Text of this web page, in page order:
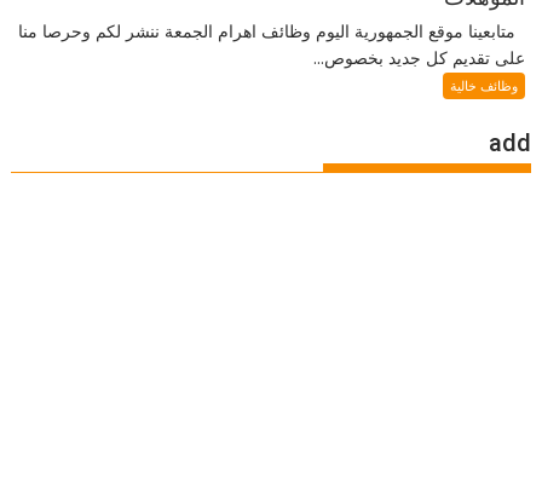
متابعينا موقع الجمهورية اليوم وظائف اهرام الجمعة ننشر لكم وحرصا منا
على تقديم كل جديد بخصوص...
وظائف خالية
add